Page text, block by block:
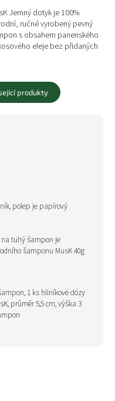
Jemný dotyk je 100%
ručně vyrobený pevný
s obsahem panenského
eleje bez přidaných
produkty
polep je papírový
tuhý šampon je
šamponu MusK 40g
, 1 ks hliníkové dózy
průměr 5,5 cm, výška 3